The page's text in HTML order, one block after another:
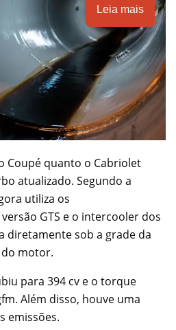
Leia mais
Coupé quanto o Cabriolet
atualizado. Segundo a
utiliza os
GTS e o intercooler dos
diretamente sob a grade da
motor.
para 394 cv e o torque
Além disso, houve uma
emissões.